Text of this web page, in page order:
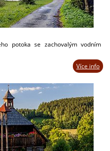
potoka se zachovalým vodním
Více info